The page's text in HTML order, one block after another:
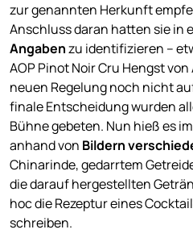
zur genannten Herkunft
Anschluss daran hatten sie in
Angabenzu identifizieren –
AOP Pinot Noir Cru Hengst
neuen Regelung noch nicht
finale Entscheidung wurden
Bühne gebeten. Nun hieß es
anhand von Bildern
Chinarinde, gedarrtem
die darauf hergestellten
hoc die Rezeptur eines
schreiben.